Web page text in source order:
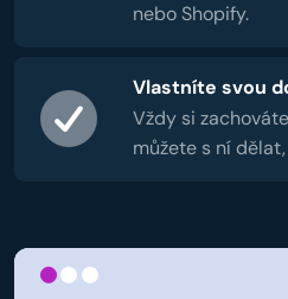
nebo Shopify.
Vlastníte svou
Vždy si
můžete s ní